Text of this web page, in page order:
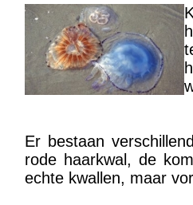
Er bestaan
rode haarkwal, de
echte kwallen, maar